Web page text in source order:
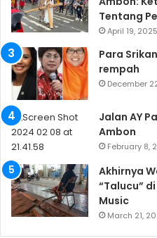
Tentang
April 19, 2025
Para
rempah
December
Jalan AY
Ambon
February 8,
Akhirnya
“Talucu”
Music
March 21,